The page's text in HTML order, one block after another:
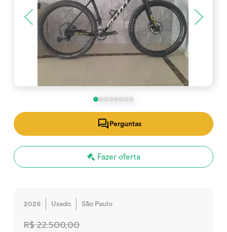
Perguntas
Fazer oferta
2026 Usado São Paulo
R$ 22.500,00